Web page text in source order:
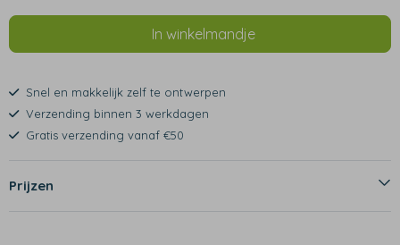
In winkelmandje
Snel en makkelijk zelf te ontwerpen
Verzending binnen 3 werkdagen
Gratis verzending vanaf €50
Prijzen